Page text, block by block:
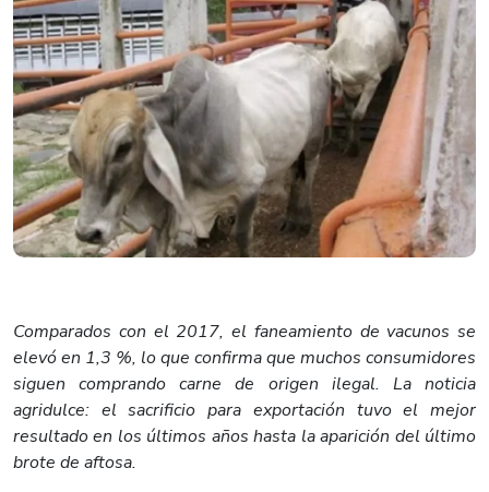
Comparados con el 2017, el faneamiento de vacunos se
elevó en 1,3 %, lo que confirma que muchos consumidores
siguen comprando carne de origen ilegal. La noticia
agridulce: el sacrificio para exportación tuvo el mejor
resultado en los últimos años hasta la aparición del último
brote de aftosa.